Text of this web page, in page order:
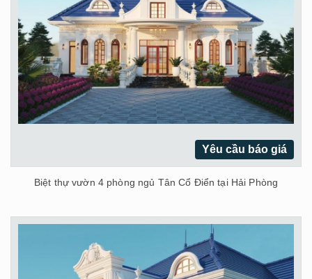
Yêu cầu báo giá
Biệt thự vườn 4 phòng ngủ Tân Cổ Điển tại Hải Phòng